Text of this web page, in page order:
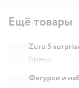
Ещё товары
Zuru 5
Бренд
Фигурки и